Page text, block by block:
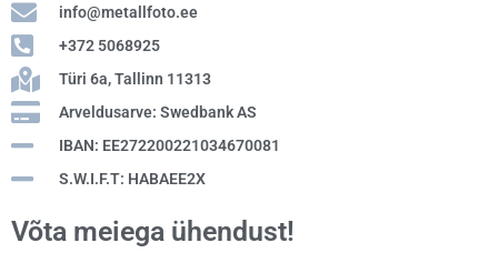
info@metallfoto.ee
+372 5068925
Türi 6a, Tallinn 11313
Arveldusarve: Swedbank AS
IBAN: EE272200221034670081
S.W.I.F.T: HABAEE2X
Võta meiega ühendust!